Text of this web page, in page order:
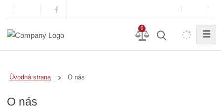
0
☰
Úvodná strana O nás
O nás